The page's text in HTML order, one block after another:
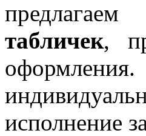
предлагаем
табличек,
исполнение